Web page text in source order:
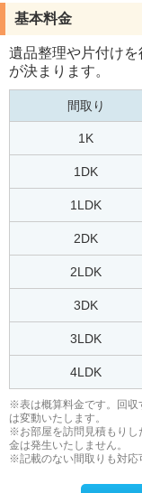
基本料金
遺品整理や片付け
が決まります。
間取り
1K
1DK
1LDK
2DK
2LDK
3DK
3LDK
4LDK
※表は概算料金です。回収
は変動いたします。
※お部屋を訪問見積もりし
金は発生いたしません。
※記載のない間取りも対応